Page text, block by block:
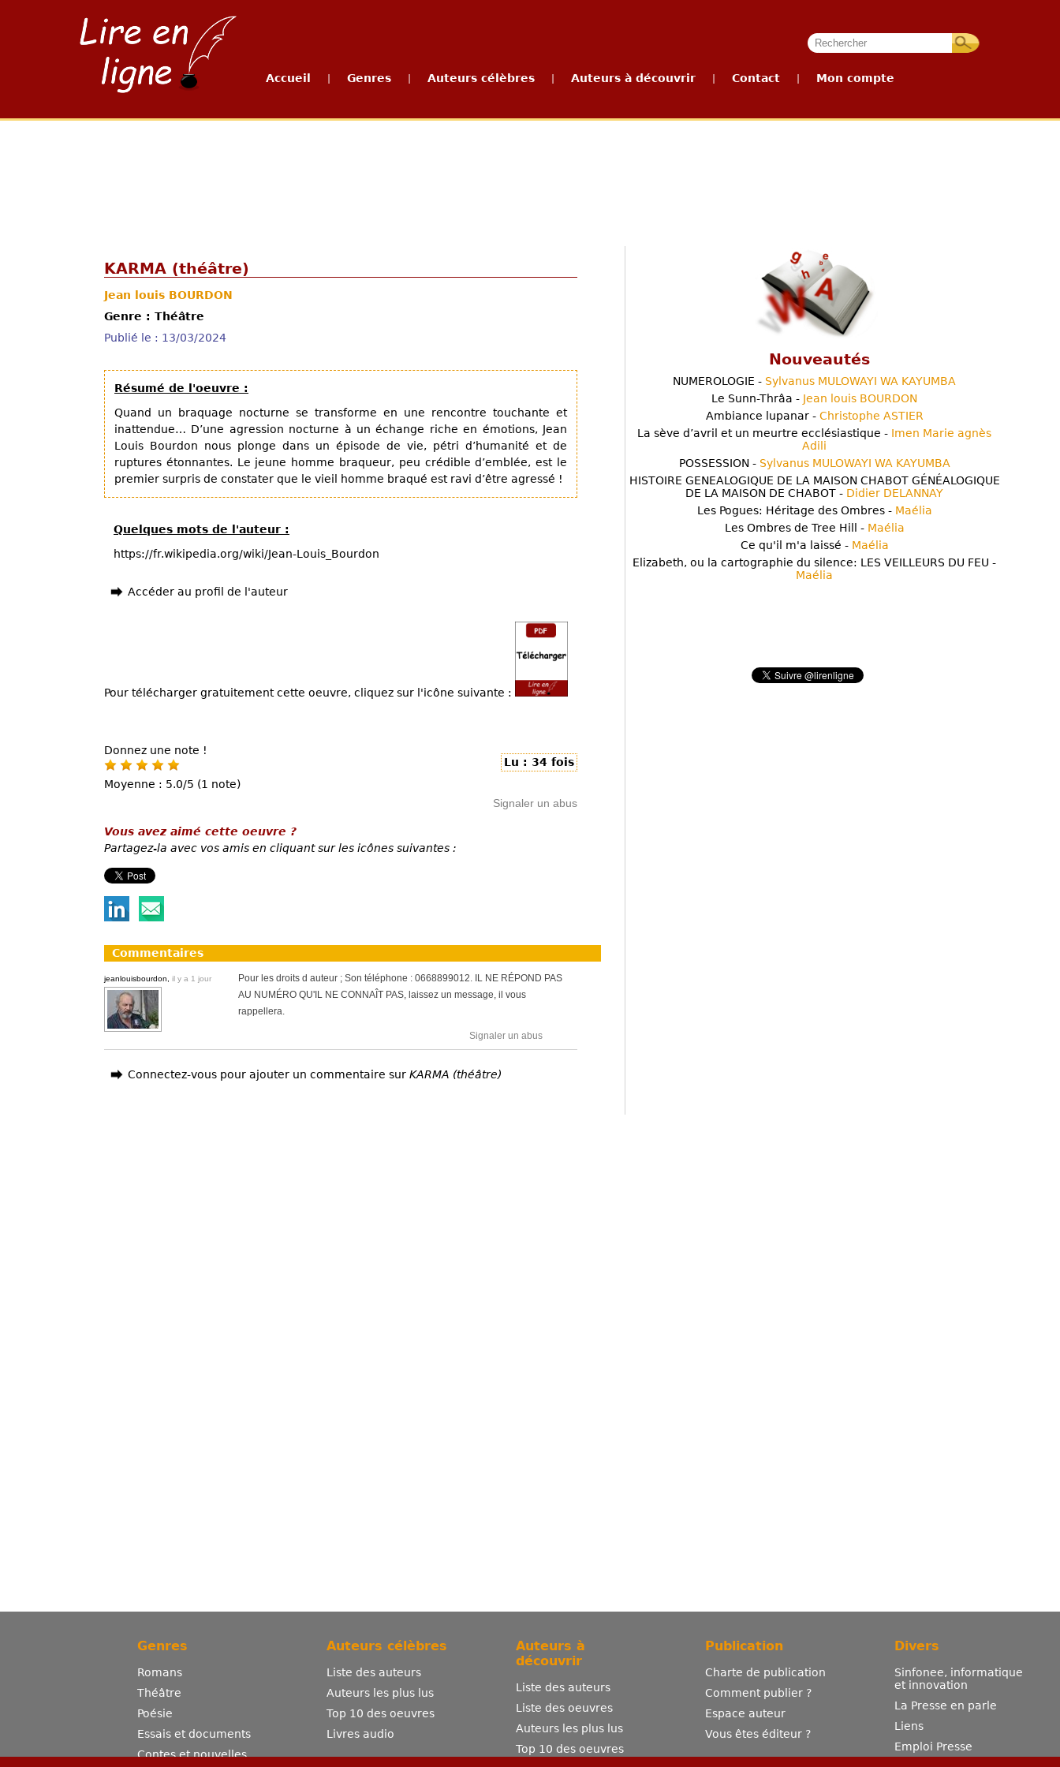
Accueil Genres Auteurs célèbres Auteurs à découvrir Contact Mon compte
KARMA (théâtre)
Jean louis BOURDON
Genre : Théâtre
Publié le : 13/03/2024
Résumé de l'oeuvre :
Quand un braquage nocturne se transforme en une rencontre touchante et
inattendue… D’une agression nocturne à un échange riche en émotions, Jean
Louis Bourdon nous plonge dans un épisode de vie, pétri d’humanité et de
ruptures étonnantes. Le jeune homme braqueur, peu crédible d’emblée, est le
premier surpris de constater que le vieil homme braqué est ravi d’être agressé !
Quelques mots de l'auteur :
https://fr.wikipedia.org/wiki/Jean-Louis_Bourdon
Accéder au profil de l'auteur
Pour télécharger gratuitement cette oeuvre, cliquez sur l'icône suivante :
Donnez une note !
Moyenne : 5.0/5 (1 note)
Lu : 34 fois
Signaler un abus
Vous avez aimé cette oeuvre ?
Partagez-la avec vos amis en cliquant sur les icônes suivantes :
Commentaires
jeanlouisbourdon, il y a 1 jour
Pour les droits d auteur ; Son téléphone : 0668899012. IL NE RÉPOND PAS
AU NUMÉRO QU'IL NE CONNAÎT PAS, laissez un message, il vous
rappellera.
Signaler un abus
Connectez-vous pour ajouter un commentaire sur KARMA (théâtre)
Nouveautés
NUMEROLOGIE - Sylvanus MULOWAYI WA KAYUMBA
Le Sunn-Thrâa - Jean louis BOURDON
Ambiance lupanar - Christophe ASTIER
La sève d’avril et un meurtre ecclésiastique - Imen Marie agnès
Adili
POSSESSION - Sylvanus MULOWAYI WA KAYUMBA
HISTOIRE GENEALOGIQUE DE LA MAISON CHABOT GÉNÉALOGIQUE
DE LA MAISON DE CHABOT - Didier DELANNAY
Les Pogues: Héritage des Ombres - Maélia
Les Ombres de Tree Hill - Maélia
Ce qu'il m'a laissé - Maélia
Elizabeth, ou la cartographie du silence: LES VEILLEURS DU FEU -
Maélia
Genres
Romans
Théâtre
Poésie
Essais et documents
Contes et nouvelles
Auteurs célèbres
Liste des auteurs
Auteurs les plus lus
Top 10 des oeuvres
Livres audio
Auteurs à
découvrir
Liste des auteurs
Liste des oeuvres
Auteurs les plus lus
Top 10 des oeuvres
Publication
Charte de publication
Comment publier ?
Espace auteur
Vous êtes éditeur ?
Divers
Sinfonee, informatique
et innovation
La Presse en parle
Liens
Emploi Presse